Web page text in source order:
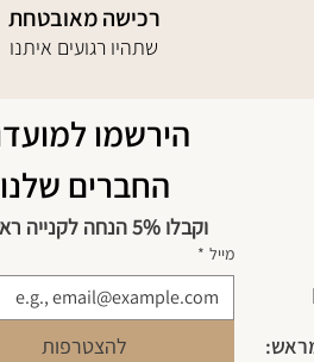
רכישה מאובטחת
שתהיו רגועים איתנו
החברים שלנו
וקבלו 5% הנחה לקנייה ראשונה
מייל *
להצטרפות